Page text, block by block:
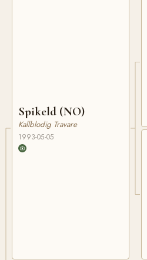
Spikeld (NO)
Kallblodig Travare
1993-05-05